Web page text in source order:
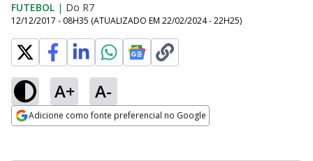
FUTEBOL | Do R7
12/12/2017 - 08H35 (ATUALIZADO EM 22/02/2024 - 22H25)
A+ A-
Adicione como fonte preferencial no Google